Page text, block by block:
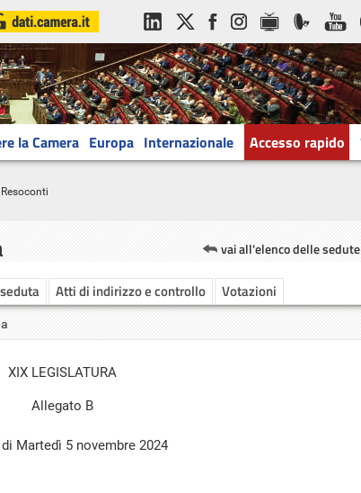
la Camera Europa Internazionale Accesso rapido
vai all'elenco delle sedute
Atti di indirizzo e controllo Votazioni
XIX LEGISLATURA
Allegato B
Martedì 5 novembre 2024